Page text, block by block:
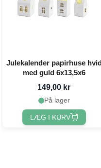
Julekalender papirhuse
med guld 6x13,5x6
149,00 kr
På lager
LÆG I KURV